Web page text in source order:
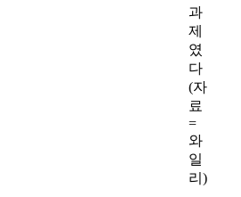
과
제
였
다
(자
료
=
와
일
리)